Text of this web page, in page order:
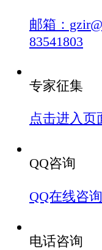
邮箱：
83541803
专家征集
点击进入页
QQ咨询
QQ在线咨询
电话咨询